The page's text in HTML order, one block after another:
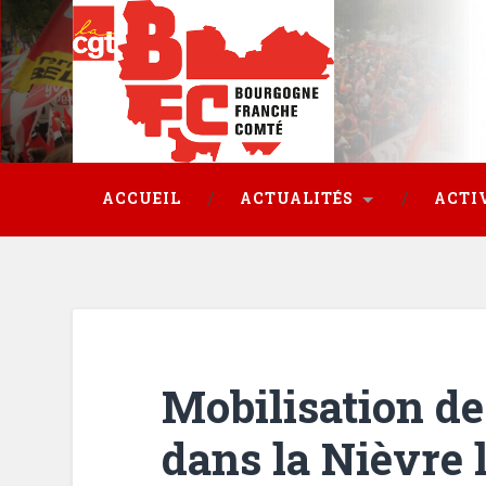
ACCUEIL ACTUALITÉS
Mobilisation
dans la Nièvre